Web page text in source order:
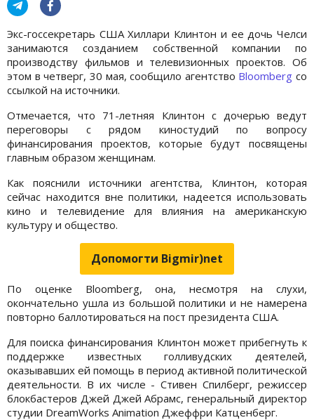
Экс-госсекретарь США Хиллари Клинтон и ее дочь Челси
занимаются созданием собственной компании по
производству фильмов и телевизионных проектов. Об
этом в четверг, 30 мая, сообщило агентство Bloomberg со
ссылкой на источники.
Отмечается, что 71-летняя Клинтон с дочерью ведут
переговоры с рядом киностудий по вопросу
финансирования проектов, которые будут посвящены
главным образом женщинам.
Как пояснили источники агентства, Клинтон, которая
сейчас находится вне политики, надеется использовать
кино и телевидение для влияния на американскую
культуру и общество.
Допомогти Bigmir)net
По оценке Bloomberg, она, несмотря на слухи,
окончательно ушла из большой политики и не намерена
повторно баллотироваться на пост президента США.
Для поиска финансирования Клинтон может прибегнуть к
поддержке известных голливудских деятелей,
оказывавших ей помощь в период активной политической
деятельности. В их числе - Стивен Спилберг, режиссер
блокбастеров Джей Джей Абрамс, генеральный директор
студии DreamWorks Animation Джеффри Катценберг.